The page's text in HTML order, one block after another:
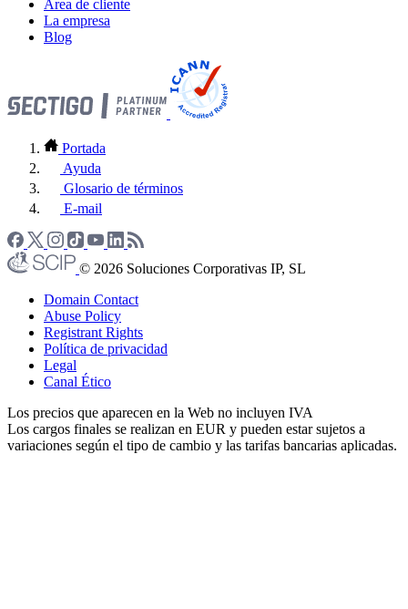
Área de cliente
La empresa
Blog
Portada
Ayuda
Glosario de términos
E-mail
© 2026 Soluciones Corporativas IP, SL
Domain Contact
Abuse Policy
Registrant Rights
Política de privacidad
Legal
Canal Ético
Los precios que aparecen en la Web no incluyen IVA
Los cargos finales se realizan en EUR y pueden estar sujetos a
variaciones según el tipo de cambio y las tarifas bancarias aplicadas.